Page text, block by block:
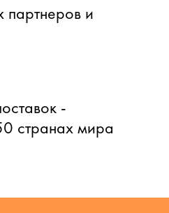
и
-
странах мира